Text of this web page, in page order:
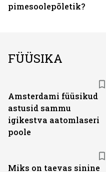
pimesoolepõletik?
FÜÜSIKA
Amsterdami füüsikud
astusid sammu
igikestva aatomlaseri
poole
Miks on taevas sinine